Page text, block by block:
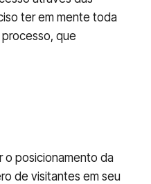
ter em mente toda
que
o posicionamento da
de visitantes em seu